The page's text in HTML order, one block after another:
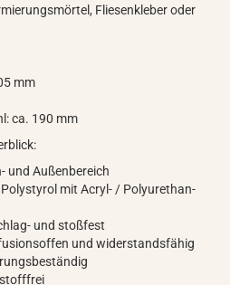
Fliesenkleber oder
mm
ca. 190 mm
und Außenbereich
mit Acryl- / Polyurethan-
und stoßfest
und widerstandsfähig